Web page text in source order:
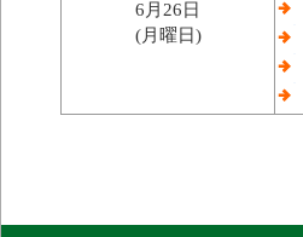
6月26日
(月曜日)